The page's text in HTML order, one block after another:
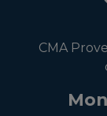
CMA